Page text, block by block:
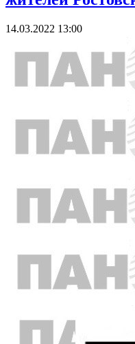
14.03.2022 13:00